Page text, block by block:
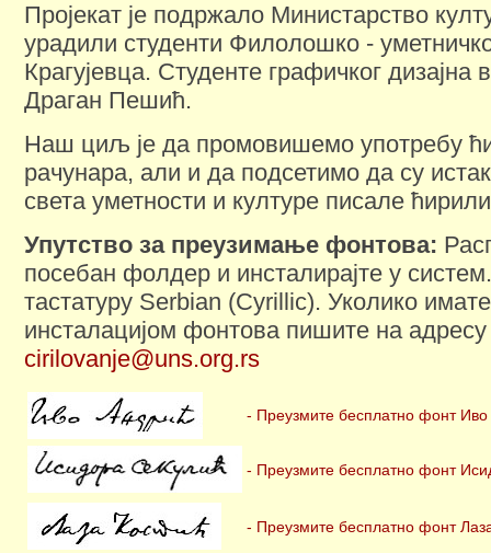
Пројекат је подржало Министарство
урадили студенти Филолошко -
Крагујевца. Студенте графичког
Драган Пешић.
Наш циљ је да промовишемо употребу
рачунара, али и да подсетимо да су
света уметности и културе писале
Упутство за преузимање фонтова:
посебан фолдер и инсталирајте у
тастатуру Serbian (Cyrillic). Уколико
инсталацијом фонтова пишите на адресу
cirilovanje@uns.org.rs
- Преузмите бесплатно фонт
- Преузмите бесплатно фонт
- Преузмите бесплатно фонт